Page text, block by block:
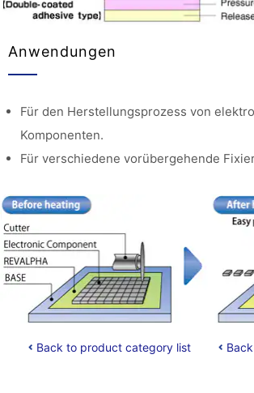
Anwendungen
Für den Herstellungsprozess von
Komponenten.
Für verschiedene vorübergehende
Back to product category list